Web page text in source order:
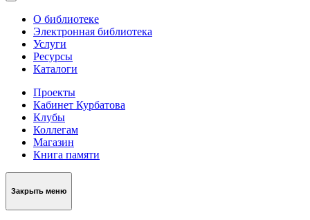
О библиотеке
Электронная библиотека
Услуги
Ресурсы
Каталоги
Проекты
Кабинет Курбатова
Клубы
Коллегам
Магазин
Книга памяти
Закрыть меню